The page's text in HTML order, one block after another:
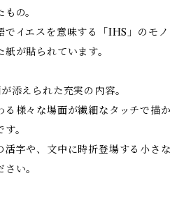
の。
でイエスを意味する「IHS」のモノ
が貼られています。
添えられた充実の内容。
る様々な場面が繊細なタッチで描か
。
活字や、文中に時折登場する小さな
い。